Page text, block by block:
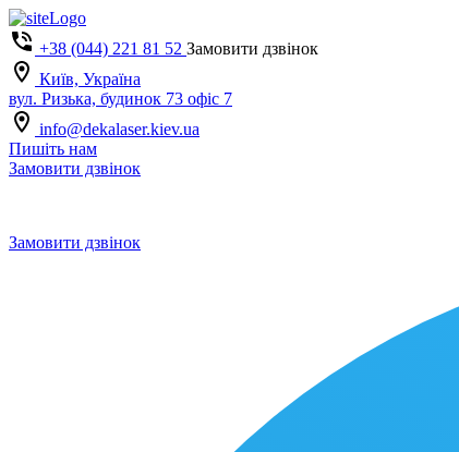
+38 (044) 221 81 52 Замовити дзвінок
Київ, Україна
вул. Ризька, будинок 73 офіс 7
info@dekalaser.kiev.ua
Пишіть нам
Замовити дзвінок
Замовити дзвінок